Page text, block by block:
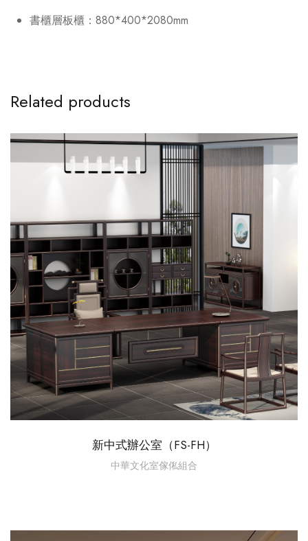
書櫃層板櫃：880*400*2080mm
Related products
新中式辦公室（FS-FH）
中華文化室傢俬組合